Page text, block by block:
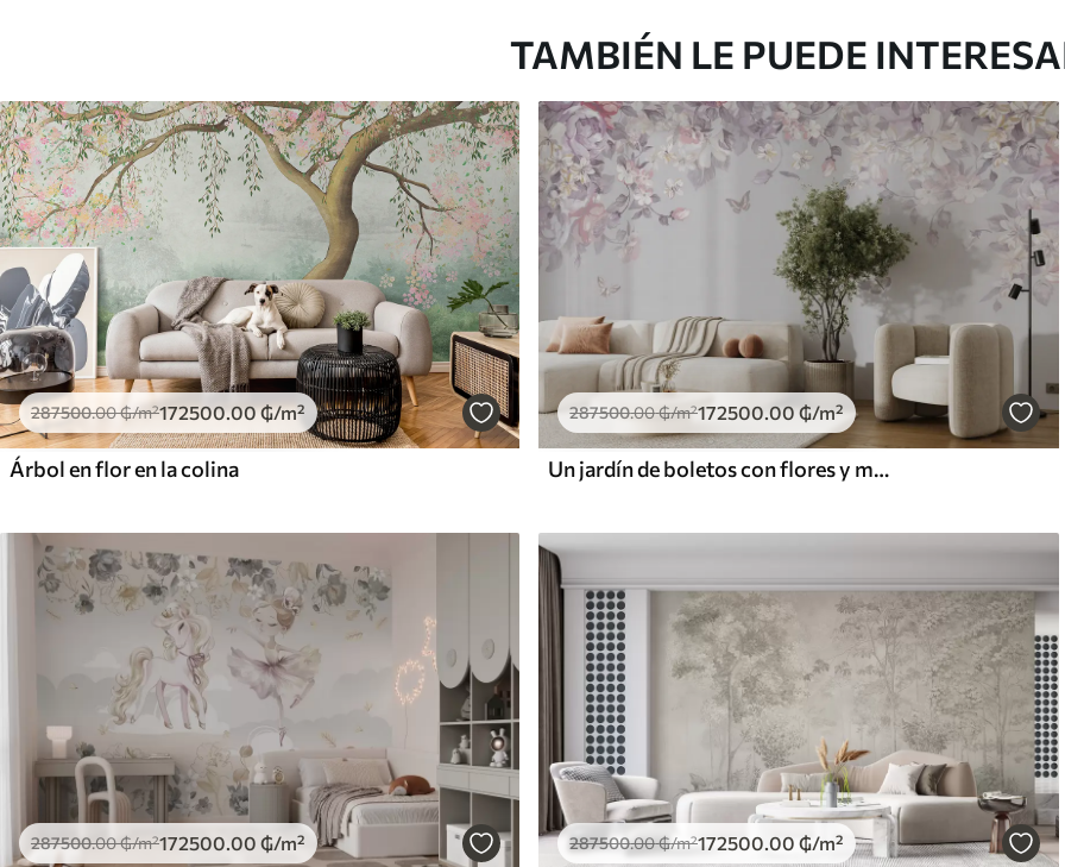
TAMBIÉN LE PUEDE
287500.00₲/m²172500.00₲/m²
Árbol en flor en la colina
287500.00₲/m²172500 .00₲/m²
Un jardín de boletos con flores y mariposas
287500.00₲/m²172500.00 ₲/m² 287500.00₲/m²172500.00 ₲/m²